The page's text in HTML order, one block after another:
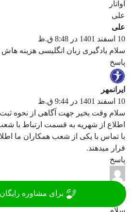
علی
10 اسفند 1401 در 8:48 ق.ظ
سلام یادگیری زبان انگلیسی هزینه
پاسخ
ایرانمهر
10 اسفند 1401 در 9:44 ق.ظ
سلام وقت بخیر جهت آگاهی از نحوه ثبت
اطلاع از شهریه به قسمت ارتباط با
با تماس با یکی از شعب همکاران ما
قرار میدهند.
پاسخ
بهزاد باغبان
7 اسفند 1401 در 9:26 ق.ظ
سلام
برای مشاوره